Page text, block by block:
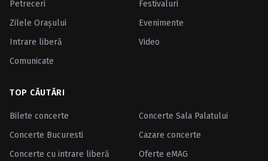
Petreceri
Festivaluri
Zilele Oraşului
Evenimente
Intrare liberă
Video
Comunicate
TOP CĂUTĂRI
Bilete concerte
Concerte Sala Palatului
Concerte Bucuresti
Cazare concerte
Concerte cu intrare liberă
Oferte eMAG